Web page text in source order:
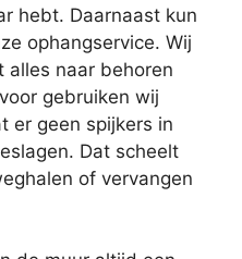
hebt. Daarnaast kun
ophangservice. Wij
alles naar behoren
gebruiken wij
er geen spijkers in
Dat scheelt
of vervangen